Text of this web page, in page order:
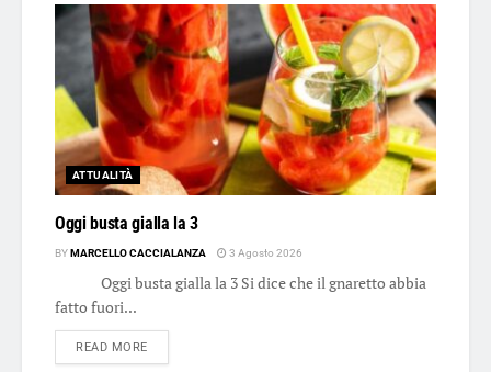
ATTUALITÀ
Oggi busta gialla la 3
BYMARCELLO CACCIALANZA 3 Agosto 2026
Oggi busta gialla la 3 Si dice che il gnaretto abbia
fatto fuori...
READ MOREDETAILS